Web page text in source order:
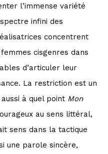
l’immense variété
infini des
concentrent
cisgenres dans
d’articuler leur
La restriction est un
à quel point Mon
au sens littéral,
sens dans la tactique
une parole sincère,